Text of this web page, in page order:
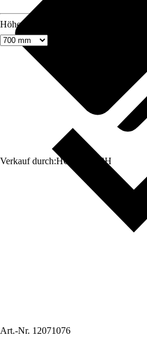
Verkauf durch:HORNBACH
Höhe
Art.-Nr. 12071076